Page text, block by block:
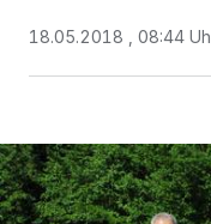
18.05.2018 , 08:44
Kennungen auf Ihrem
Tracking-Technologien
verarbeiten Daten, um
Zwecke. Wenn Tracker